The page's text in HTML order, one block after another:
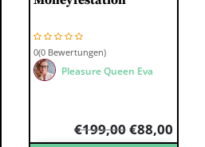
0(0 Bewertungen)
Pleasure Queen Eva
€149,00€88,00